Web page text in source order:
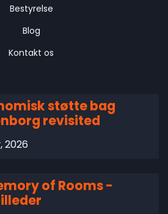
Bestyrelse
Blog
Kontakt os
støtte bag
revisited
2026
of Rooms -